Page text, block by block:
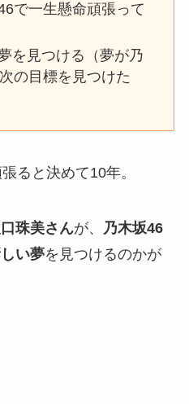
で一生懸命頑張って
を見つける（夢が乃
の目標を見つけた
ると決めて10年。
口珠美さんが、 乃木坂46
い夢を見つけるのかが